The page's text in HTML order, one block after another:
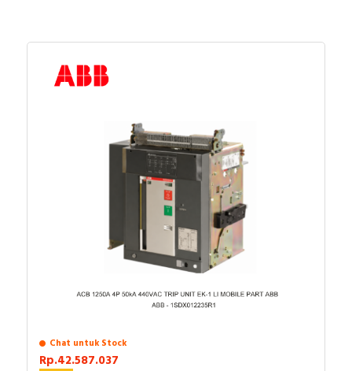
Chat untuk Stock
Rp.42.587.037